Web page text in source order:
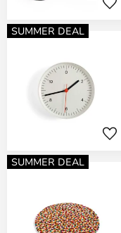
SUMMER DEAL
SUMMER DEAL